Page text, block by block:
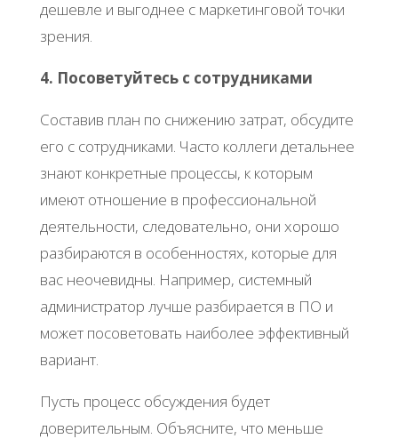
дешевле и выгоднее с маркетинговой точки
зрения.
4. Посоветуйтесь с сотрудниками
Составив план по снижению затрат, обсудите
его с сотрудниками. Часто коллеги детальнее
знают конкретные процессы, к которым
имеют отношение в профессиональной
деятельности, следовательно, они хорошо
разбираются в особенностях, которые для
вас неочевидны. Например, системный
администратор лучше разбирается в ПО и
может посоветовать наиболее эффективный
вариант.
Пусть процесс обсуждения будет
доверительным. Объясните, что меньше